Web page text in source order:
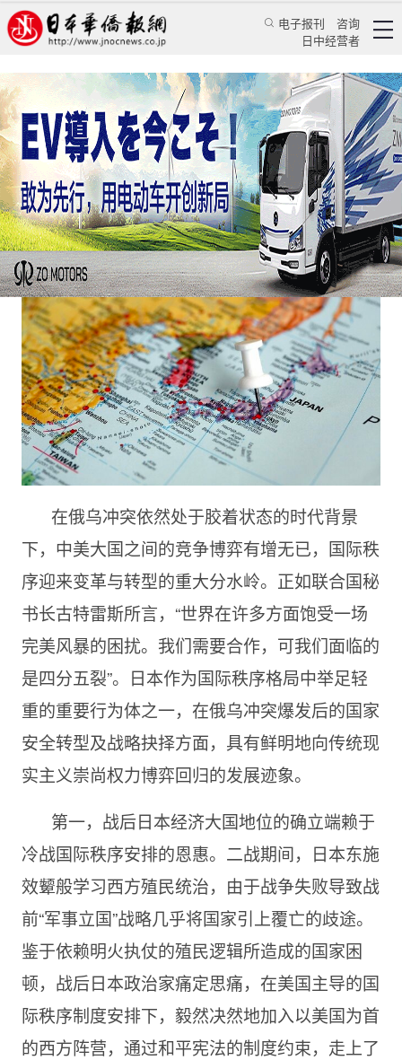
电子报刊
咨询
日中经营者
日本的国际秩序观崇尚权力博弈
田庆立 专栏 管窥东瀛★田庆立
日本华侨报 2023/2/21 11:44:13
在俄乌冲突依然处于胶着状态的时代背景
下，中美大国之间的竞争博弈有增无已，国际秩
序迎来变革与转型的重大分水岭。正如联合国秘
书长古特雷斯所言，“世界在许多方面饱受一场
完美风暴的困扰。我们需要合作，可我们面临的
是四分五裂”。日本作为国际秩序格局中举足轻
重的重要行为体之一，在俄乌冲突爆发后的国家
安全转型及战略抉择方面，具有鲜明地向传统现
实主义崇尚权力博弈回归的发展迹象。
第一，战后日本经济大国地位的确立端赖于
冷战国际秩序安排的恩惠。二战期间，日本东施
效颦般学习西方殖民统治，由于战争失败导致战
前“军事立国”战略几乎将国家引上覆亡的歧途。
鉴于依赖明火执仗的殖民逻辑所造成的国家困
顿，战后日本政治家痛定思痛，在美国主导的国
际秩序制度安排下，毅然决然地加入以美国为首
的西方阵营，通过和平宪法的制度约束，走上了